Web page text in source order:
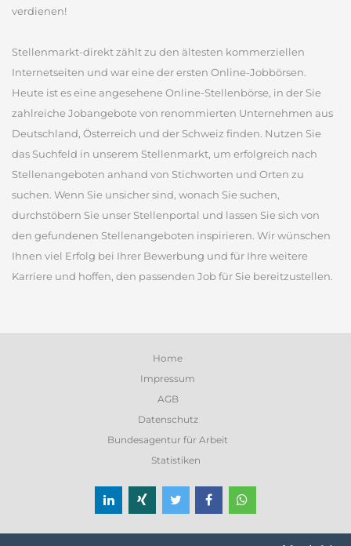
verdienen!
Stellenmarkt-direkt zählt zu den ältesten kommerziellen
Internetseiten und war eine der ersten Online-Jobbörsen.
Heute ist es eine angesehene Online-Stellenbörse, in der Sie
zahlreiche Jobangebote von renommierten Unternehmen aus
Deutschland, Österreich und der Schweiz finden. Nutzen Sie
das Suchfeld in unserem Stellenmarkt, um erfolgreich nach
Stellenangeboten anhand von Stichworten und Orten zu
suchen. Wenn Sie unsicher sind, wonach Sie suchen,
durchstöbern Sie unser Stellenportal und lassen Sie sich von
den gefundenen Stellenangeboten inspirieren. Wir wünschen
Ihnen viel Erfolg bei Ihrer Bewerbung und für Ihre weitere
Karriere und hoffen, den passenden Job für Sie bereitzustellen.
Home
Impressum
AGB
Datenschutz
Bundesagentur für Arbeit
Statistiken